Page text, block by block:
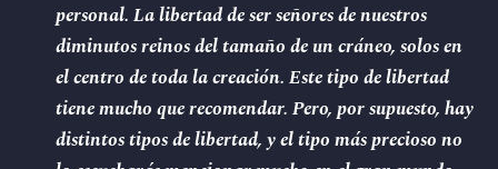
personal. La libertad de ser señores de nuestros
diminutos reinos del tamaño de un cráneo, solos en
el centro de toda la creación. Este tipo de libertad
tiene mucho que recomendar. Pero, por supuesto, hay
distintos tipos de libertad, y el tipo más precioso no